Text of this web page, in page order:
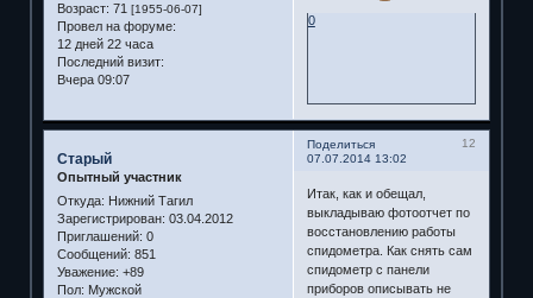
Возраст: 71 [1955-06-07]
Провел на форуме:
12 дней 22 часа
Последний визит:
Вчера 09:07
0
Поделиться
12
07.07.2014 13:02
Старый
Опытный участник
Откуда: Нижний Тагил
Зарегистрирован: 03.04.2012
Приглашений: 0
Сообщений: 851
Уважение: +89
Пол: Мужской
Итак, как и обещал,
выкладываю фотоотчет по
восстановлению работы
спидометра. Как снять сам
спидометр с панели
приборов описывать не